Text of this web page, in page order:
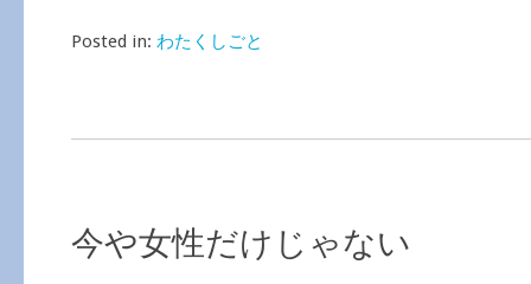
Posted in: わたくしごと
今や女性だけじゃない